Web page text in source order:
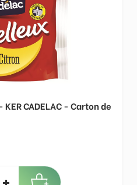
CADELAC - Carton de